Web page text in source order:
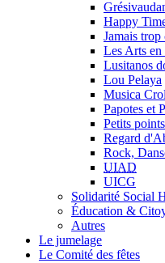
Happy
Jamais trop
Les Arts
Lusitanos
Lou Pelaya
Musica
Papotes et
Petits
Regard
Rock,
UIAD
UICG
Solidarité Social
Éducation &
Autres
Le jumelage
Le Comité des fêtes